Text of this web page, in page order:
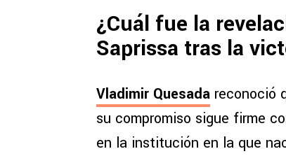
¿Cuál fue la
Saprissa tras la
Vladimir Quesada reconoció
su compromiso sigue firme
en la institución en la que